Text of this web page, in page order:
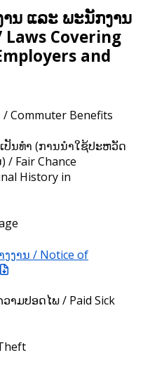
ນ ແລະ ພະນັກງານ
Covering
and
Commuter Benefits
ປັນທຳ (ການນຳໃຊ້ປະຫວັດ
/ Fair Chance
History in
ງານ / Notice of
າມປອດໄພ / Paid Sick